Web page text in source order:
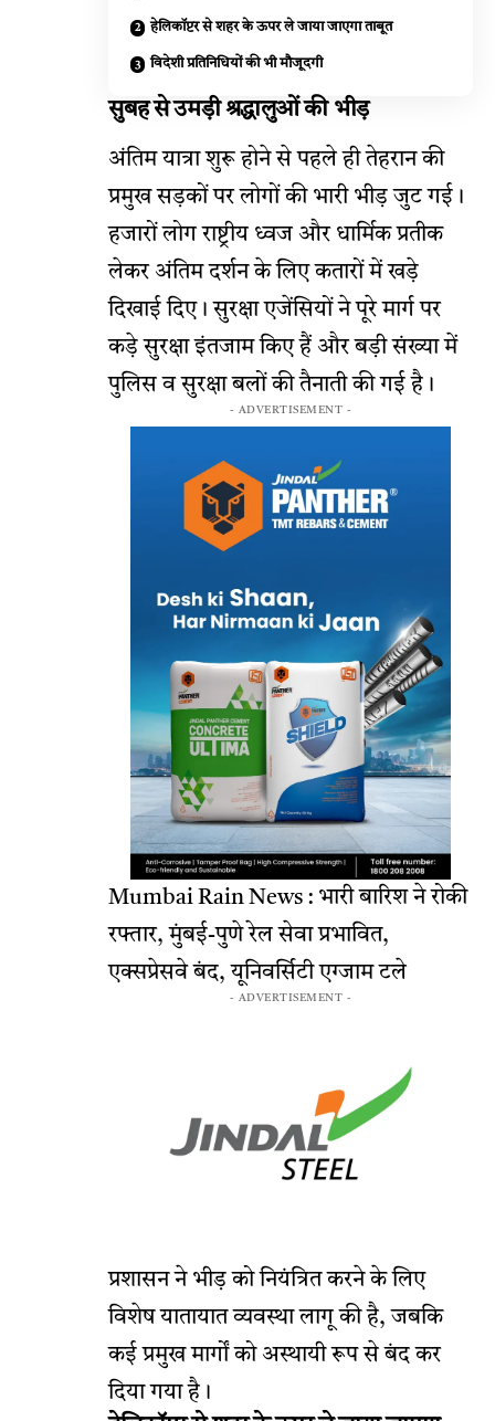
हेलिकॉप्टर से शहर के ऊपर ले जाया जाएगा ताबूत
विदेशी प्रतिनिधियों की भी मौजूदगी
सुबह से उमड़ी श्रद्धालुओं की भीड़
अंतिम यात्रा शुरू होने से पहले ही तेहरान की
प्रमुख सड़कों पर लोगों की भारी भीड़ जुट गई।
हजारों लोग राष्ट्रीय ध्वज और धार्मिक प्रतीक
लेकर अंतिम दर्शन के लिए कतारों में खड़े
दिखाई दिए। सुरक्षा एजेंसियों ने पूरे मार्ग पर
कड़े सुरक्षा इंतजाम किए हैं और बड़ी संख्या में
पुलिस व सुरक्षा बलों की तैनाती की गई है।
- ADVERTISEMENT -
Mumbai Rain News : भारी बारिश ने रोकी
रफ्तार, मुंबई-पुणे रेल सेवा प्रभावित,
एक्सप्रेसवे बंद, यूनिवर्सिटी एग्जाम टले
- ADVERTISEMENT -
प्रशासन ने भीड़ को नियंत्रित करने के लिए
विशेष यातायात व्यवस्था लागू की है, जबकि
कई प्रमुख मार्गों को अस्थायी रूप से बंद कर
दिया गया है।